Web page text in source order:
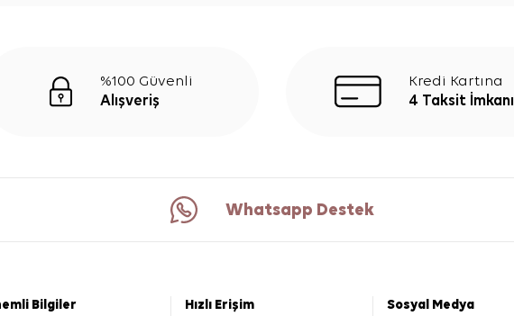
%100 Güvenli
Alışveriş
Kredi Kartına
4 Taksit İmkanı
Whatsapp Destek
Bilgiler
Hızlı Erişim
Sosyal Medya